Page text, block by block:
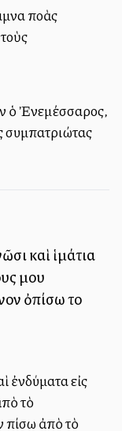
πολλὰς
ὁ Ἐνεμέσσαρος,
συμπατριώτας
καὶ ἱμάτια
μου
ὀπίσω τοῦ
ἐνδύματα εἰς
τὸ
πίσω ἀπὸ τὸ